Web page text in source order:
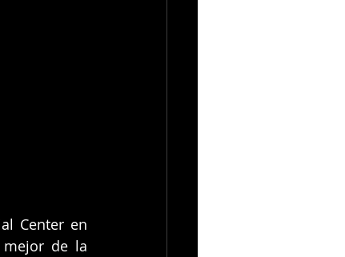
Center en
mejor de la